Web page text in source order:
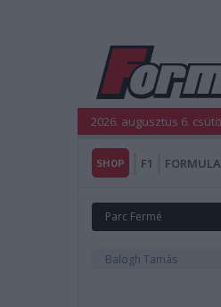
2026. augusztus 6.
SHOP F1 FORMULA
Parc Fermé
Balogh Tamás